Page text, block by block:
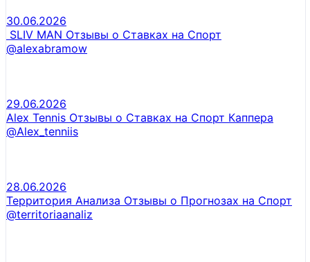
30.06.2026
SLIV MAN Отзывы о Ставках на Спорт
@alexabramow
29.06.2026
Alex Tennis Отзывы о Ставках на Спорт Каппера
@Alex_tenniis
28.06.2026
Территория Анализа Отзывы о Прогнозах на Спорт
@territoriaanaliz